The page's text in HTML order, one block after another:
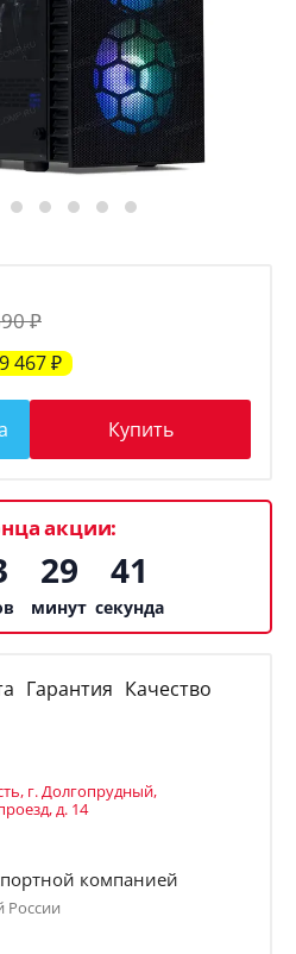
₽
9 467₽
Купить
акции:
29
минут
41
секунда
Гарантия Качество
г. Долгопрудный,
д. 14
компанией
России